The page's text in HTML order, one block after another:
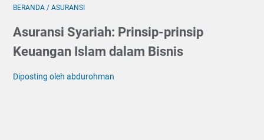
BERANDA / ASURANSI
Asuransi Syariah: Prinsip-prinsip
Keuangan Islam dalam Bisnis
Diposting oleh abdurohman